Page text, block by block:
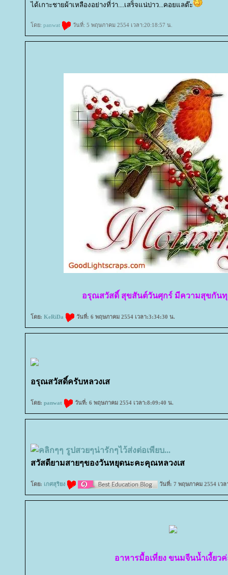
ได้เกาะชายผ้าเหลืองอย่างที่ว่า....เสร็จแน่บ่าว...คอยแลต๊ะ
ดย: panwat วันที่: 5 พฤษภาคม 2554 เวลา:20:18:57 น.
อรุณสวัสดิ์ สุขสันต์วันศุกร์ มีความสุขกัน
ดย: KeRiDa วันที่: 6 พฤษภาคม 2554 เวลา:3:34:30 น.
อรุณสวัสดิ์ครับหลวงเส
ดย: panwat วันที่: 6 พฤษภาคม 2554 เวลา:8:09:40 น.
สวัสดียามสายๆของวันหยุดนะคะคุณหลวงเส
ดย: เกศสุริยง วันที่: 7 พฤษภาคม 2554 เว
อาหารมื้อเที่ยง ขนมจีนน้ำเงี้ยว